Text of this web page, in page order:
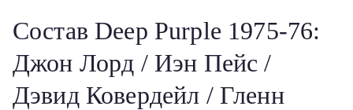
Состав Deep Purple 1975-76:
Джон Лорд / Иэн Пейс /
Дэвид Ковердейл / Гленн